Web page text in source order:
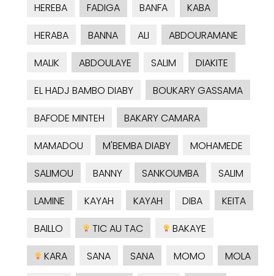
HEREBA
FADIGA BANFA
KABA
HERABA
BANNA ALI
ABDOURAMANE
MALIK
ABDOULAYE SALIM
DIAKITE
EL HADJ BAMBO DIABY
BOUKARY GASSAMA
BAFODE MINTEH
BAKARY CAMARA
MAMADOU
M'BEMBA DIABY
MOHAMEDE
SALIMOU
BANNY SANKOUMBA
SALIM
LAMINE
KAYAH KAYAH DIBA
KEITA
BAILLO
TIC AU TAC
BAKAYE
KARA
SANA SANA MOMO
MOLA